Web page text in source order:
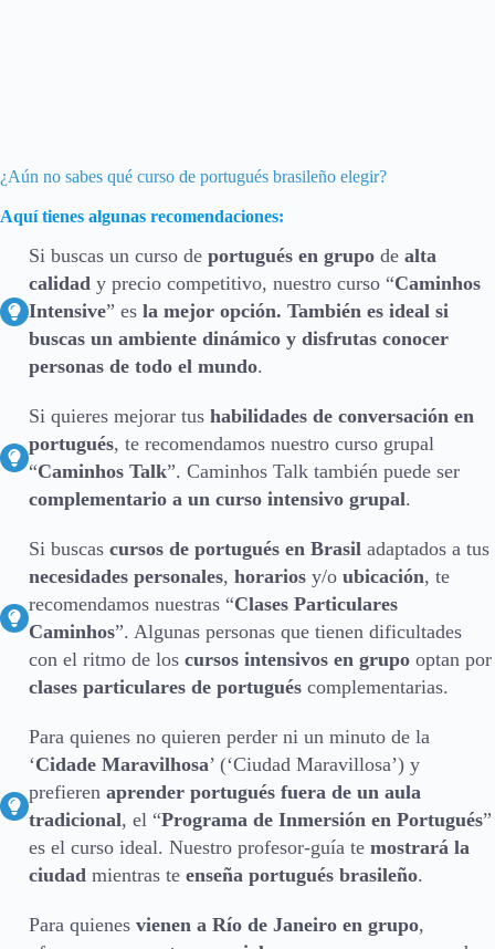
¿Aún no sabes qué curso de portugués brasileño elegir?
Aquí tienes algunas recomendaciones:
Si buscas un curso de portugués en grupo de alta
calidad y precio competitivo, nuestro curso “Caminhos
Intensive” es la mejor opción. También es ideal si
buscas un ambiente dinámico y disfrutas conocer
personas de todo el mundo.
Si quieres mejorar tus habilidades de conversación en
portugués, te recomendamos nuestro curso grupal
“Caminhos Talk”. Caminhos Talk también puede ser
complementario a un curso intensivo grupal.
Si buscas cursos de portugués en Brasil adaptados a tus
necesidades personales, horarios y/o ubicación, te
recomendamos nuestras “Clases Particulares
Caminhos”. Algunas personas que tienen dificultades
con el ritmo de los cursos intensivos en grupo optan por
clases particulares de portugués complementarias.
Para quienes no quieren perder ni un minuto de la
‘Cidade Maravilhosa’ (‘Ciudad Maravillosa’) y
prefieren aprender portugués fuera de un aula
tradicional, el “Programa de Inmersión en Portugués”
es el curso ideal. Nuestro profesor-guía te mostrará la
ciudad mientras te enseña portugués brasileño.
Para quienes vienen a Río de Janeiro en grupo,